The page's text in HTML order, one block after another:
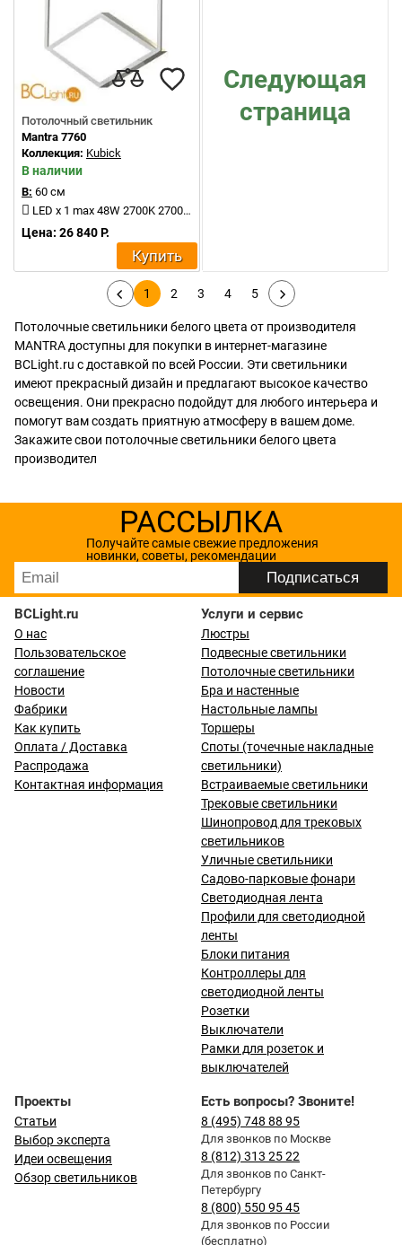
Потолочный светильник
Mantra 7760
Коллекция: Kubick
В наличии
В: 60 см
LED x 1 max 48W 2700K 2700Lm
Цена: 26 840 Р.
Купить
Следующая
страница
1 2 3 4 5
Потолочные светильники белого цвета от производителя
MANTRA доступны для покупки в интернет-магазине
BCLight.ru с доставкой по всей России. Эти светильники
имеют прекрасный дизайн и предлагают высокое качество
освещения. Они прекрасно подойдут для любого интерьера и
помогут вам создать приятную атмосферу в вашем доме.
Закажите свои потолочные светильники белого цвета
производител
РАССЫЛКА
Получайте самые свежие предложения
новинки, советы, рекомендации
BCLight.ru
О нас
Пользовательское
соглашение
Новости
Фабрики
Как купить
Оплата / Доставка
Распродажа
Контактная информация
Услуги и сервис
Люстры
Подвесные светильники
Потолочные светильники
Бра и настенные
Настольные лампы
Торшеры
Споты (точечные накладные
светильники)
Встраиваемые светильники
Трековые светильники
Шинопровод для трековых
светильников
Уличные светильники
Садово-парковые фонари
Светодиодная лента
Профили для светодиодной
ленты
Блоки питания
Контроллеры для
светодиодной ленты
Розетки
Выключатели
Рамки для розеток и
выключателей
Проекты
Статьи
Выбор эксперта
Идеи освещения
Обзор светильников
Есть вопросы? Звоните!
8 (495) 748 88 95
Для звонков по Москве
8 (812) 313 25 22
Для звонков по Санкт-
Петербургу
8 (800) 550 95 45
Для звонков по России
(бесплатно)